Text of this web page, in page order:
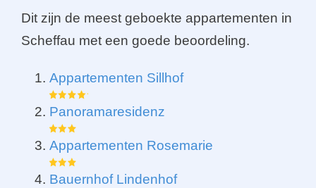
Dit zijn de meest geboekte appartementen in
Scheffau met een goede beoordeling.
Appartementen Sillhof
Panoramaresidenz
Appartementen Rosemarie
Bauernhof Lindenhof